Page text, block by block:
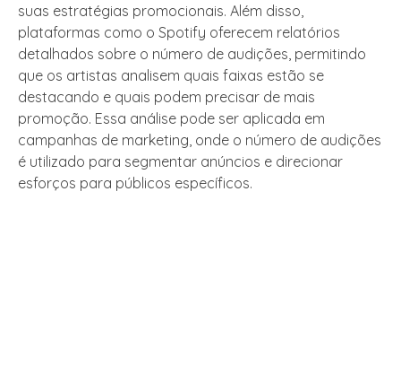
suas estratégias promocionais. Além disso,
plataformas como o Spotify oferecem relatórios
detalhados sobre o número de audições, permitindo
que os artistas analisem quais faixas estão se
destacando e quais podem precisar de mais
promoção. Essa análise pode ser aplicada em
campanhas de marketing, onde o número de audições
é utilizado para segmentar anúncios e direcionar
esforços para públicos específicos.